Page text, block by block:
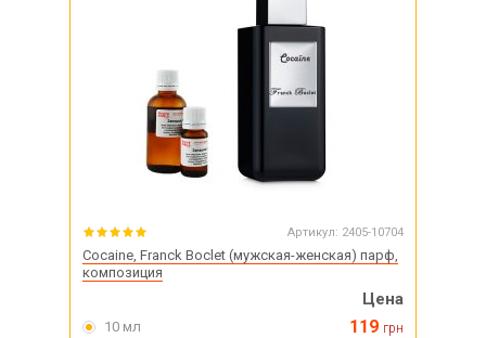
Артикул: 2405-10704
Cocaine, Franck Boclet (мужская-женская) парф,
композиция
Цена
10 мл 119 грн